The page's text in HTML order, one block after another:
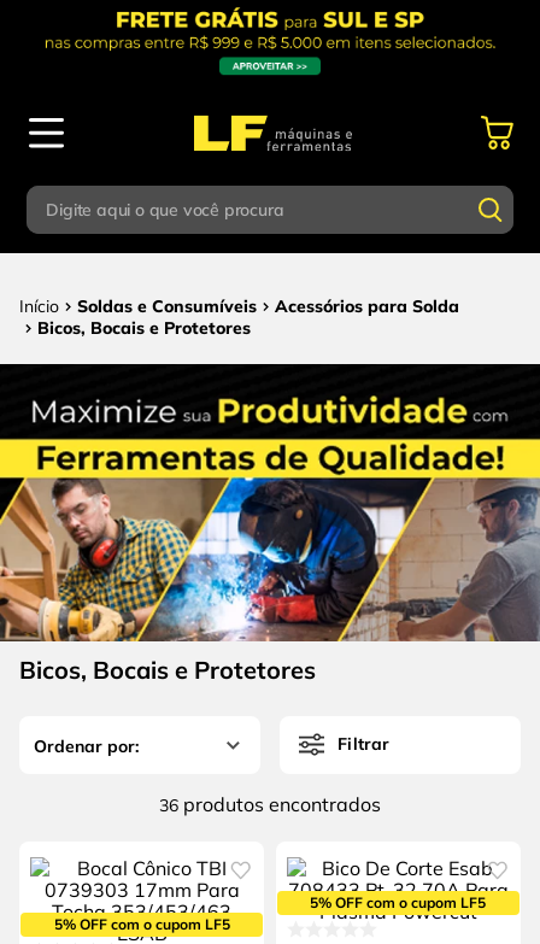
Digite aqui o que você procura
Soldas e Consumíveis
Acessórios para Solda
Bicos, Bocais e Protetores
Bicos, Bocais e Protetores
Filtrar
36 produtos
5% OFF com o cupom LF5
5% OFF com o cupom LF5
1 parafusadeira
2º caixa ferramentas
3º esmerilhadeira
4º escada
5º serra circular
6 º fio
7º chave impacto
8º disco corte
10º serra copo
Termos mais buscados
parafusadeira
caixa ferramentas
3º esmerilhadeira
escada
5 º serra circular
6º fio
chave impacto